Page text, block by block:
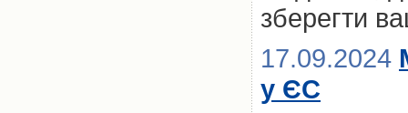
зберегти
17.09.2024
у ЄС